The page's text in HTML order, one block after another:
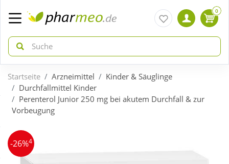
zurück
ÜBERSICHT AKTIONEN
Aktuelle Coupons
zurück
ÜBERSICHT KATEGORIEN
Arzneimittel
0
Startseite Arzneimittel
Kinder & Säuglinge
Durchfallmittel Kinder
Perenterol Junior 250 mg bei akutem Durchfall & zur
Vorbeugung
-26%4